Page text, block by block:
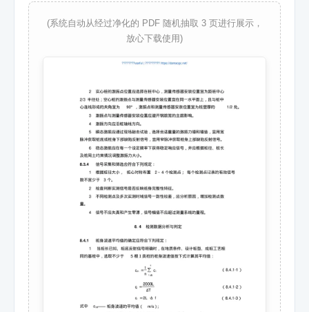
(系统自动从经过净化的 PDF 随机抽取 3 页进行展示，
放心下载使用)